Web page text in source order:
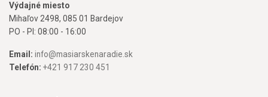
Výdajné miesto
Mihaľov 2498, 085 01 Bardejov
PO - PI: 08:00 - 16:00
Email: info@masiarskenaradie.sk
Telefón: +421 917 230 451